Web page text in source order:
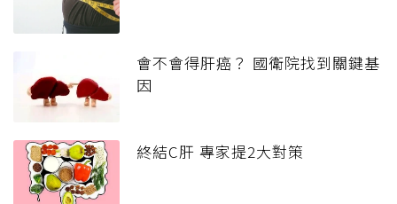
會不會得肝癌？ 國衛院找到關鍵基
因
終結C肝 專家提2大對策